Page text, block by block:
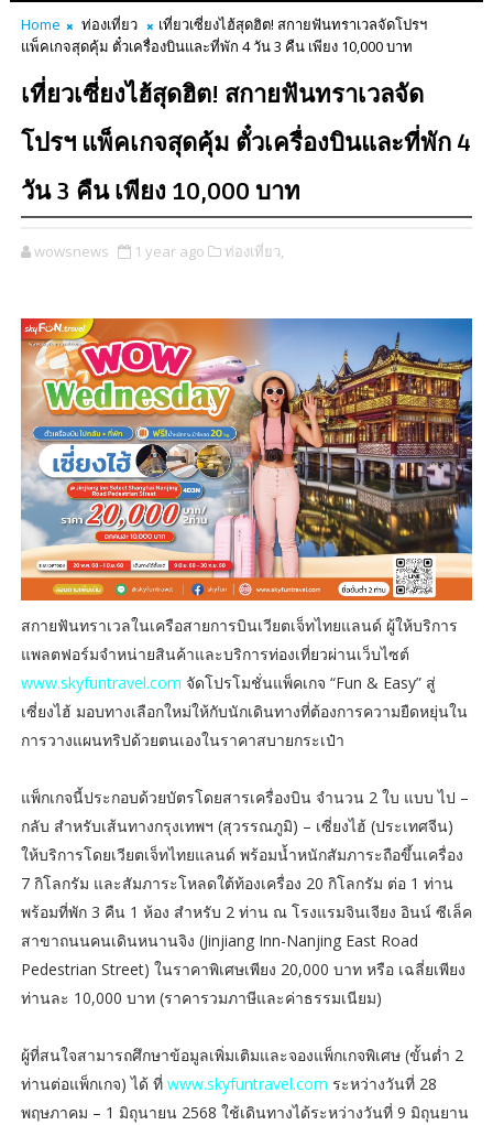
Home ท่องเที่ยว
เที่ยวเซี่ยงไฮ้สุดฮิต! สกายฟันทราเวลจัดโปรฯ
แพ็คเกจสุดคุ้ม ตั๋วเครื่องบินและที่พัก 4 วัน 3 คืน เพียง 10,000 บาท
เที่ยวเซี่ยงไฮ้สุดฮิต! สกายฟันทราเวลจัด
โปรฯ แพ็คเกจสุดคุ้ม ตั๋วเครื่องบินและที่พัก 4
วัน 3 คืน เพียง 10,000 บาท
wowsnews 1 year ago ท่องเที่ยว,
สกายฟันทราเวลในเครือสายการบินเวียตเจ็ทไทยแลนด์ ผู้ให้บริการ
แพลตฟอร์มจำหน่ายสินค้าและบริการท่องเที่ยวผ่านเว็บไซต์
www.skyfuntravel.com จัดโปรโมชั่นแพ็คเกจ “Fun & Easy” สู่
เซี่ยงไฮ้ มอบทางเลือกใหม่ให้กับนักเดินทางที่ต้องการความยืดหยุ่นใน
การวางแผนทริปด้วยตนเองในราคาสบายกระเป๋า
แพ็กเกจนี้ประกอบด้วยบัตรโดยสารเครื่องบิน จำนวน 2 ใบ แบบ ไป –
กลับ สำหรับเส้นทางกรุงเทพฯ (สุวรรณภูมิ) – เซี่ยงไฮ้ (ประเทศจีน)
ให้บริการโดยเวียตเจ็ทไทยแลนด์ พร้อมน้ำหนักสัมภาระถือขึ้นเครื่อง
7 กิโลกรัม และสัมภาระโหลดใต้ท้องเครื่อง 20 กิโลกรัม ต่อ 1 ท่าน
พร้อมที่พัก 3 คืน 1 ห้อง สำหรับ 2 ท่าน ณ โรงแรมจินเจียง อินน์ ซีเล็ค
สาขาถนนคนเดินหนานจิง (Jinjiang Inn-Nanjing East Road
Pedestrian Street) ในราคาพิเศษเพียง 20,000 บาท หรือ เฉลี่ยเพียง
ท่านละ 10,000 บาท (ราคารวมภาษีและค่าธรรมเนียม)
ผู้ที่สนใจสามารถศึกษาข้อมูลเพิ่มเติมและจองแพ็กเกจพิเศษ (ขั้นต่ำ 2
ท่านต่อแพ็กเกจ) ได้ ที่ www.skyfuntravel.com ระหว่างวันที่ 28
พฤษภาคม – 1 มิถุนายน 2568 ใช้เดินทางได้ระหว่างวันที่ 9 มิถุนยาน